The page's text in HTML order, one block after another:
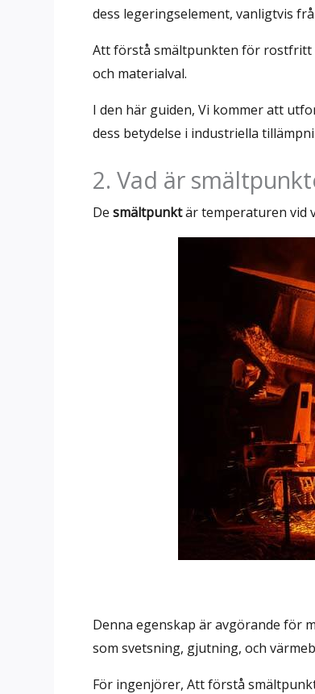
dess legeringselement, vanligtvis
Att förstå smältpunkten för rostfritt
och materialval.
I den här guiden, Vi kommer att
dess betydelse i industriella
2. Vad är
De smältpunktär temperaturen vid
Denna egenskap är avgörande för
som svetsning, gjutning, och
För ingenjörer, Att förstå